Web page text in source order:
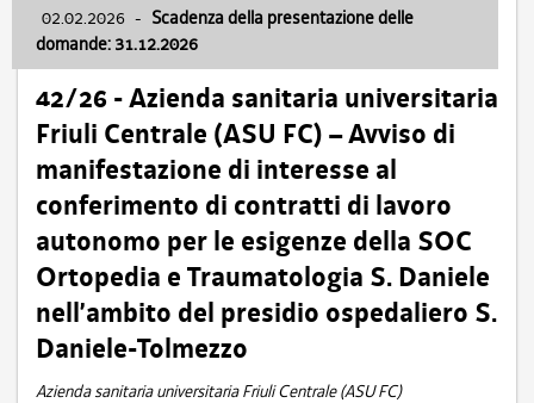
02.02.2026 - Scadenza della presentazione delle
domande: 31.12.2026
42/26 - Azienda sanitaria universitaria
Friuli Centrale (ASU FC) – Avviso di
manifestazione di interesse al
conferimento di contratti di lavoro
autonomo per le esigenze della SOC
Ortopedia e Traumatologia S. Daniele
nell’ambito del presidio ospedaliero S.
Daniele-Tolmezzo
Azienda sanitaria universitaria Friuli Centrale (ASU FC)